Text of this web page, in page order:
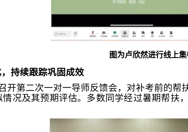
图为卢欣然进行线上
持续跟踪巩固成效
开第二次一对一导师反馈会，对补考前的
况及其预期评估。多数同学经过暑期帮扶